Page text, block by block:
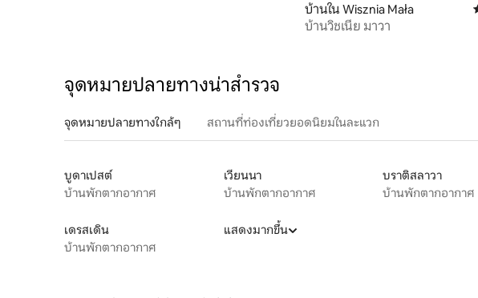
บ้านใน Wisznia Mała
บ้านวิชเนีย มาวา
จุดหมายปลายทางน่าสำรวจ
จุดหมายปลายทางใกล้ๆ สถานที่ท่องเที่ยวยอดนิยมในละแวก
บูดาเปสต์
บ้านพักตากอากาศ
เวียนนา
บ้านพักตากอากาศ
บราติสลาวา
บ้านพักตากอากาศ
เดรสเดิน
บ้านพักตากอากาศ
แสดงมากขึ้น